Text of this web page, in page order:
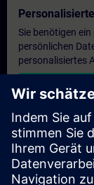
Sie benötigen
persönlichen
personalisiertes
Persönliches
Anfrage
Haben Sie
brauchen ein